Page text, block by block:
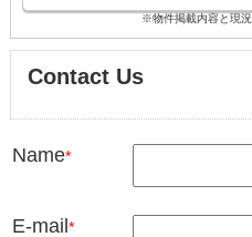
※物件掲載内容と現況
Contact Us
Name*
E-mail*